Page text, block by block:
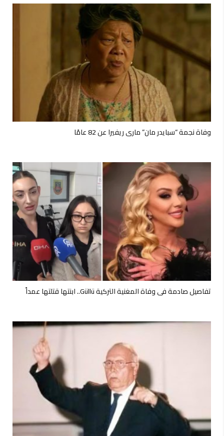
وفاة نجمة “سبايدر مان” ماري ريفيرا عن 82 عامًا
تفاصيل صادمة في وفاة المغنية التركية Güllü.. ابنتها قتلتها عمداً